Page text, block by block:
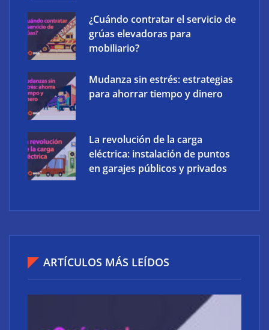
Atos impulsa la soberanía digital con una
plataforma propia Atos Sovereign Cloud
IBSAT logra un acuerdo con Amazon Leo para llevar
Portugal
¿Cuándo contratar el servicio de
grúas elevadoras para
mobiliario?
Mudanza sin estrés: estrategias
para ahorrar tiempo y dinero
La revolución de la carga
eléctrica: instalación de puntos
en garajes públicos y privados
ARTÍCULOS MÁS LEÍDOS